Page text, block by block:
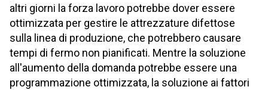
altri giorni la forza lavoro potrebbe dover essere
ottimizzata per gestire le attrezzature difettose
sulla linea di produzione, che potrebbero causare
tempi di fermo non pianificati. Mentre la soluzione
all'aumento della domanda potrebbe essere una
programmazione ottimizzata, la soluzione ai fattori